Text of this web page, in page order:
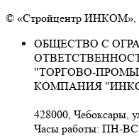
© «Стройцентр ИНКОМ»,
ОБЩЕСТВО С
"ТОРГОВО-
КОМПАНИЯ
428000, Чебоксары,
Часы работы: ПН-ВС